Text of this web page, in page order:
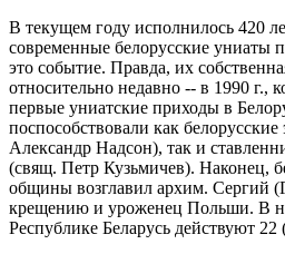
В текущем году исполнилось 420
современные белорусские униаты
это событие. Правда, их
относительно недавно -- в 1990 г.,
первые униатские приходы в
поспособствовали как
Александр Надсон), так и
(свящ. Петр Кузьмичев). Наконец,
общины возглавил архим. Сергий
крещению и уроженец Польши. В
Республике Беларусь действуют